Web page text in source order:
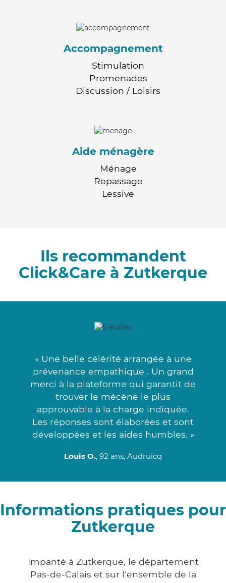
Accompagnement
Stimulation
Promenades
Discussion / Loisirs
Aide ménagère
Ménage
Repassage
Lessive
Ils recommandent
Click&Care à Zutkerque
« Une belle célérité arrangée à une
prévenance empathique . Un grand
merci à la plateforme qui garantit de
trouver le mécène le plus
approuvable à la charge indiquée.
Les réponses sont élaborées et sont
développées et les aides humbles. »
Louis O., 92 ans, Audruicq
Informations pratiques pour
Zutkerque
Impanté à Zutkerque, le département
Pas-de-Calais et sur l'ensemble de la